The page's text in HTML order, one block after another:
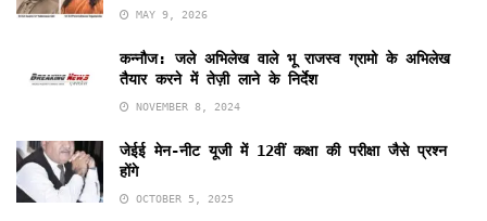
MAY 9, 2026
कन्नौज: जले अभिलेख वाले भू राजस्व ग्रामो के अभिलेख
तैयार करने में तेज़ी लाने के निर्देश
NOVEMBER 8, 2024
जेईई मेन-नीट यूजी में 12वीं कक्षा की परीक्षा जैसे प्रश्न
होंगे
OCTOBER 5, 2025